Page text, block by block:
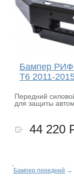
Бампер РИФ
T6 2011-
Передний
для защиты
44 220
Бампер передний →